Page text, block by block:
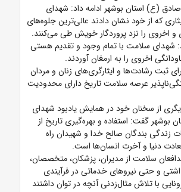
صادق (ع) استان بوشهر ادامه داد: شهدای
که از خود نشان دادند عالی‌ترین جلوه‌های
اخروی را نزد پروردگار خویش طی می‌کنند.
شهدای سلامت با تمام وجود و تقدیم هستی
اخروی را به ارمغان آوردند.
ثبت رشادت‌ها و ایثارگری‌های زنان و مردان
عرصه سلامت تاریخ دارای محدودیت
از سخنان خود در همایش یادبود شهدای
بوشهر گفت: استفاده و بهره‌گیری تاریخ از
زندگی بندگان صالح خدا و شهیدان راه
دنیا و آخرت انسان‌ها است.
سلامت از مدیران، پزشکان، متخصصان،
و حتی نیروهای خدماتی در فرآیندی
با تلاش مثال‌زدنی آنچه در توان داشتند